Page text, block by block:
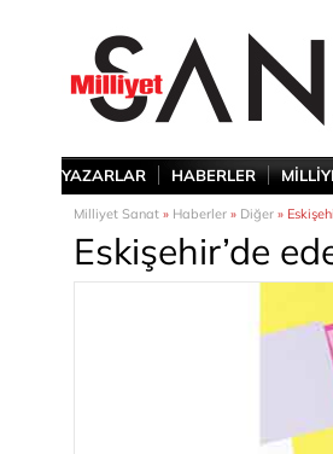
YAZARLAR HABERLER
Milliyet Sanat » Haberler » Diğer »
Eskişehir’de